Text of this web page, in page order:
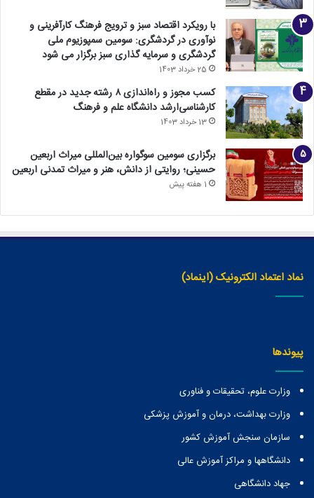
با رویکرد اقتصاد سبز و ترویج فرهنگ کارآفرینی و‌
نوآوری در گردشگری: سومین سمپوزیوم ملی
گردشگری و سرمایه گذاری سبز برگزار می شود
25 خرداد 1403
کسب مجوز و راه‌اندازی ۸ رشته جدید در مقطع
کارشناسی‌ارشد دانشگاه علم و فرهنگ
13 خرداد 1403
برگزاری سومین سوگواره بین‌المللی میراث اربعین
حسینی؛ روایتی از دانش، هنر و میراث تمدنی اربعین
1 هفته پیش
نماد اعتماد الکترونیک (اینماد)
پیوندها
وزارت علوم، تحقیقات و فناوری
وزارت بهداشت، درمان و آموزش پزشکی
سازمان سنجش آموزش کشور
دانشگاهها و مراكز آموزش عالی
جهاد دانشگاهی